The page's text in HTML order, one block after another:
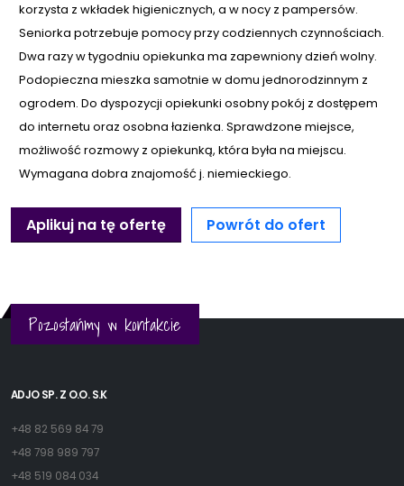
korzysta z wkładek higienicznych, a w nocy z pampersów.
Seniorka potrzebuje pomocy przy codziennych czynnościach.
Dwa razy w tygodniu opiekunka ma zapewniony dzień wolny.
Podopieczna mieszka samotnie w domu jednorodzinnym z
ogrodem. Do dyspozycji opiekunki osobny pokój z dostępem
do internetu oraz osobna łazienka. Sprawdzone miejsce,
możliwość rozmowy z opiekunką, która była na miejscu.
Wymagana dobra znajomość j. niemieckiego.
Aplikuj na tę ofertę Powrót do ofert
Pozostańmy w kontakcie
ADJO SP. Z O.O. S.K
+48 82 569 84 79
+48 798 989 797
+48 519 084 034